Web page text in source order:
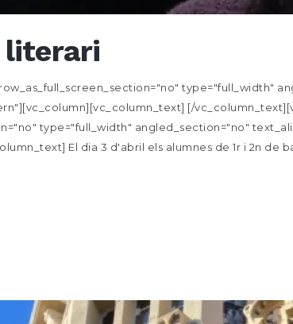
literari
type="full_width"
[/
type="full_width" angled_section="no"
El dia 3 d'abril els alumnes de 1r i 2n